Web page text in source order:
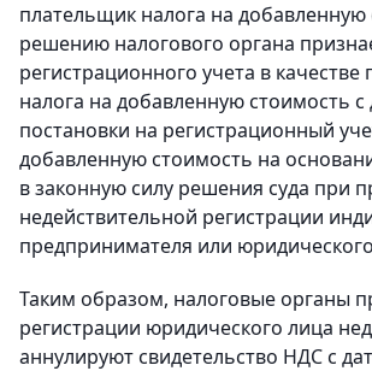
плательщик налога на добавленную
решению налогового органа
регистрационного учета в
налога на добавленную стоимость с
постановки на регистрационный
добавленную стоимость на
в законную силу решения суда при
недействительной регистрации
предпринимателя или
Таким образом, налоговые органы
регистрации юридического лица
аннулируют свидетельство НДС с